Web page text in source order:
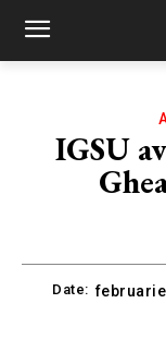
IGSU
Date: februarie